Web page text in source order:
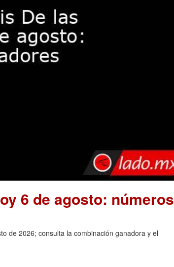
6 de agosto: números
de 2026; consulta la combinación ganadora y el